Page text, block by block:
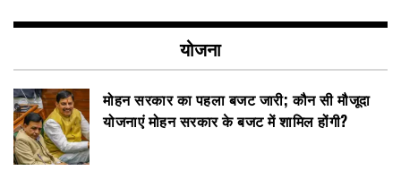
योजना
मोहन सरकार का पहला बजट जारी; कौन सी मौजूदा
योजनाएं मोहन सरकार के बजट में शामिल होंगी?